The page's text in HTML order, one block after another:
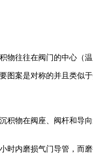
往往在阀门的中心（
图案是对称的并且类似
物在阀座、阀杆和导
时内磨损气门导管，